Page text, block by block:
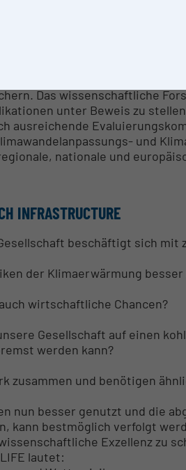
Teams abgesicherten
hochspezialisierter
Das wissenschaftliche
unter Beweis zu
ausreichende
und
nationale und
INFRASTRUCTURE
beschäftigt sich mit
der Klimaerwärmung
wirtschaftliche Chancen?
Gesellschaft auf einen
werden kann?
zusammen und benötigen
nun besser genutzt und die
kann bestmöglich verfolgt
Exzellenz zu
lautet: